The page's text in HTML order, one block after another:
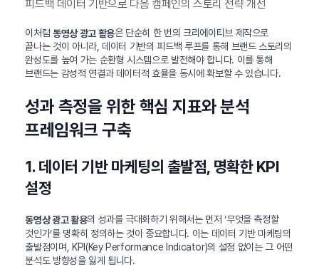
피드백 데이터 기반으로 다음 캠페인의 스토리 전략 개선
이처럼 동영상 광고 활용은 단순히 한 번의 크리에이티브 제작으로
끝나는 것이 아니라, 데이터 기반의 피드백 루프를 통해 브랜드 스토리의
완성도를 높여 가는 순환형 시스템으로 발전해야 합니다. 이를 통해
브랜드는 감성적 연결과 데이터적 효율을 동시에 확보할 수 있습니다.
성과 측정을 위한 핵심 지표와 분석
프레임워크 구축
1. 데이터 기반 마케팅의 출발점, 명확한 KPI
설정
동영상 광고 활용의 성과를 극대화하기 위해서는 먼저 ‘무엇을 측정할
것인가’를 명확히 정의하는 것이 중요합니다. 이는 데이터 기반 마케팅의
출발점이며, KPI(Key Performance Indicator)의 설정 없이는 그 어떤
분석도 방향성을 잃게 됩니다.